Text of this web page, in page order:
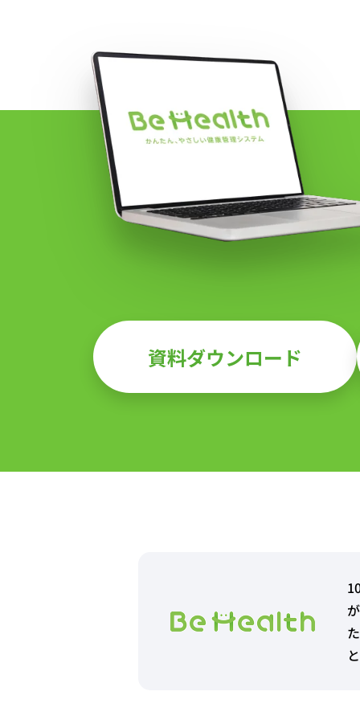
資料ダウンロード